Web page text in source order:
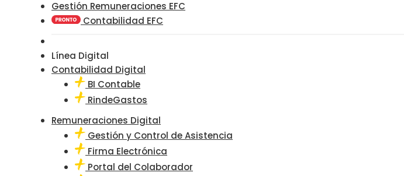
Gestión Remuneraciones EFC
Contabilidad EFC
Línea Digital
Contabilidad Digital
BI Contable
RindeGastos
Remuneraciones Digital
Gestión y Control de Asistencia
Firma Electrónica
Portal del Colaborador